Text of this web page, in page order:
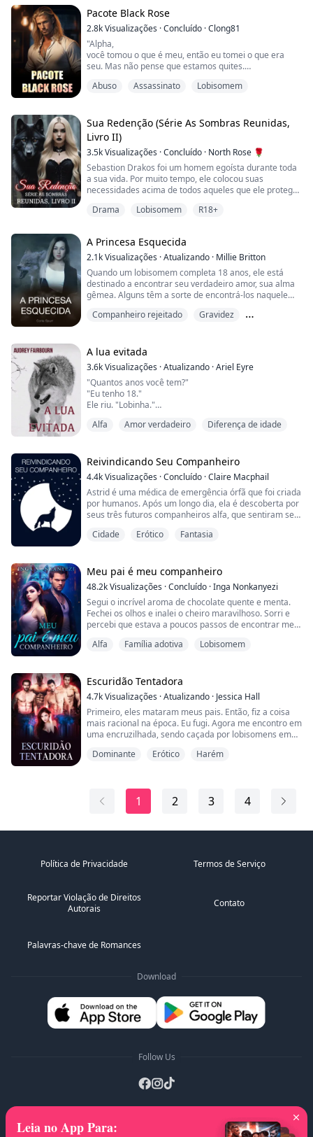
Pacote Black Rose
2.8kVisualizações ·Concluído ·Clong81
"Alpha,
você tomou o que é meu, então eu tomei o que era
seu. Mas não pense que estamos quites.
O Rei dos Renegados"
O que você faz quando o mundo está sendo
atormentado pelo rei dos renegados? Lobas e filhotes
estão desaparecendo. Alcateias estão sendo atacadas
e eliminadas.
--------------------------------------------------...
Abuso Assassinato Lobisomem
Sua Redenção (Série As Sombras Reunidas,
Livro II)
3.5kVisualizações ·Concluído · North Rose 🌹
Sebastion Drakos foi um homem egoísta durante toda
a sua vida. Por muito tempo, ele colocou suas
necessidades acima de todos aqueles que ele protege
mulher indigna. Agora, com ela fora de cena, resta a
Irina Belova é uma escrava. Vicktor é seu mestre e um
monstro. A filh...
Drama Lobisomem R18+
A Princesa Esquecida
2.1kVisualizações ·Atualizando · Millie Britton
Quando um lobisomem completa 18 anos, ele está
destinado a encontrar seu verdadeiro amor, sua alma
gêmea. Alguns têm a sorte de encontrá-los naquele
encontrarem.
isso não significa apenas encontrar seu par, também
significa o começo de todo o seu futuro; governar
sobre todos os seres sobrenaturais.
At...
Companheiro rejeitado
Gravidez
A lua evitada
3.6kVisualizações ·Atualizando ·Ariel Eyre
"Quantos anos você tem?"
"Eu tenho 18."
Ele riu. "Lobinha."
"Eu tenho 29."
ridículo. Ele era um grande alfa sendo guiado por uma
pequena loba. Ela o puxou para a linha das árvores e
começou a se despir. Ele observou enquanto ela tirava
as roupas. O corpo dela era perfeitamente desenhado.
Ela er...
Alfa Amor verdadeiro Diferença de idade
Reivindicando Seu Companheiro
4.4kVisualizações ·Concluído ·Claire Macphail
Astrid é uma médica de emergência órfã que foi criada
por humanos. Após um longo dia, ela é descoberta por
seus três futuros companheiros alfa, que sentiram seu
aterrorizando seu território. Encontrar seu
seus companheiros. Astrid deve aprender os...
Cidade Erótico Fantasia
Meu pai é meu companheiro
48.2kVisualizações ·Concluído ·Inga Nonkanyezi
Segui o incrível aroma de chocolate quente e menta.
Fechei os olhos e inalei o cheiro maravilhoso. Sorri e
percebi que estava a poucos passos de encontrar meu
silenciosamente à deusa da lua por esse presente
maravilhoso.
Segui o aroma até a grande e bizarra cozinha que meu
pai fez, alegando: "...
Alfa Família adotiva Lobisomem
Escuridão Tentadora
4.7kVisualizações ·Atualizando · Jessica Hall
Primeiro, eles mataram meus pais. Então, fiz a coisa
mais racional na época. Eu fugi. Agora me encontro em
uma encruzilhada, sendo caçada por lobisomens em
alternativas, ambas desagradáveis. Nenhuma das
As Fadas eram as criaturas mais poderosas do mundo.
Contanto que tivéssemos magia e...
Dominante Erótico Harém
1 2 3 4
Política de Privacidade Termos de Serviço
Reportar Violação de Direitos
Autorais
Contato
Palavras-chave de Romances
Download
Follow Us
Listas A-Z A B H I J
Leia no App Para: